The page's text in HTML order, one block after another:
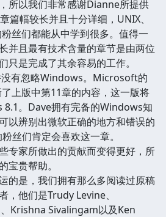
所以我们非常感谢Dianne所提供
篇幅较长并且十分详细，UNIX、
丝们都能从中学到很多。值得一
并且最有技术含量的章节是由两位
只是完成了其余容易的工作。
忽略Windows。Microsoft的
上版中第11章的内容，这一版将
。Dave拥有完备的Windows知
以辨别出微软正确的地方和错误的
丝们肯定会喜欢这一章。
专家所做出的贡献而变得更好，所
宝贵帮助。
的是，我们拥有那么多阅读过原稿
，他们是Trudy Levine、
Krishna Sivalingam以及Ken